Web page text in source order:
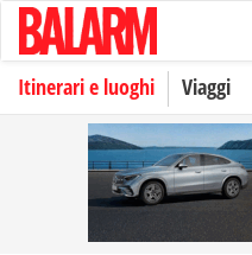
Itinerari e luoghi Viaggi